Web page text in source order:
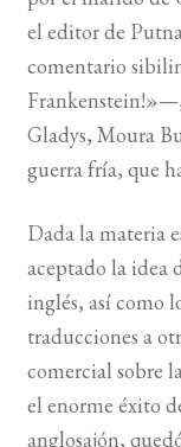
el editor de
comentario
Gladys, Moura
guerra fría, que
Dada la materia
aceptado la idea
inglés, así como
traducciones a
comercial sobre
el enorme éxito
anglosajón,